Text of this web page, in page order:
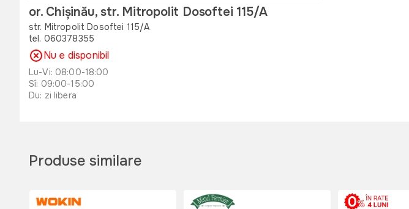
or. Chișinău, str. Mitropolit Dosoftei 115/A
str. Mitropolit Dosoftei 115/A
tel. 060378355
Nu e disponibil
Lu-Vi: 08:00-18:00
Sî: 09:00-15:00
Du: zi libera
Disponibil
Du: 08:00-15:00
Produse similare